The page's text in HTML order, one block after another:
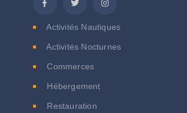
Activités Nautiques
Activités Nocturnes
Commerces
Hébergement
Restauration